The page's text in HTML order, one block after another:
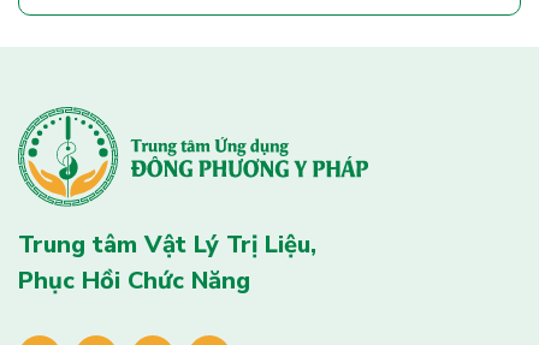
Trung tâm Vật Lý Trị Liệu,
Phục Hồi Chức Năng